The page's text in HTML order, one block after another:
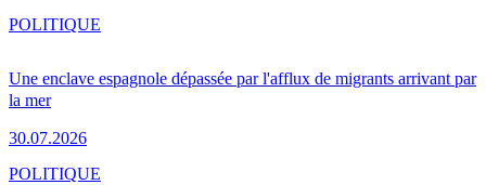
Une enclave espagnole dépassée par l'afflux de migrants arrivant par
la mer
30.07.2026
POLITIQUE
POLITIQUE